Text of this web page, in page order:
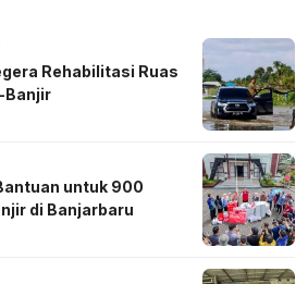
Rehabilitasi Ruas
Banjir
untuk 900
di Banjarbaru